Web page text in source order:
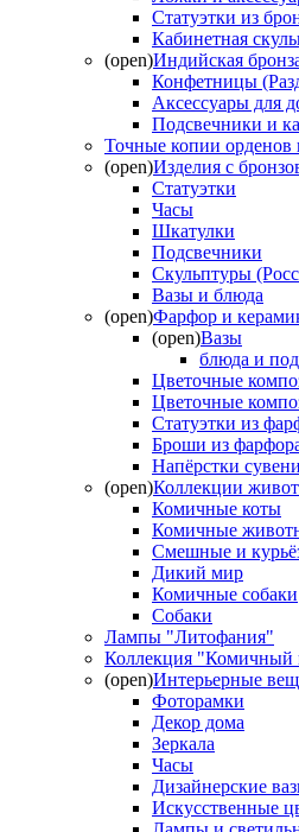
Статуэтки из
Кабинетная
(open)Индийская
Конфетницы
Аксессуары для
Подсвечники и
Точные копии орденов
(open)Изделия с
Статуэтки
Часы
Шкатулки
Подсвечники
Скульптуры
Вазы и блюда
(open)Фарфор и
(open)Вазы
блюда и
Цветочные
Цветочные
Статуэтки из
Броши из
Напёрстки
(open)Коллекции
Комичные коты
Комичные
Смешные и
Дикий мир
Комичные собаки
Собаки
Лампы "Литофания"
Коллекция
(open)Интерьерные
Фоторамки
Декор дома
Зеркала
Часы
Дизайнерские
Искусственные